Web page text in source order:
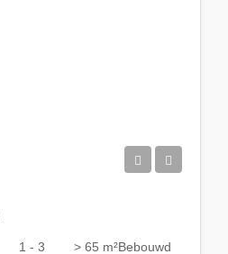
1 - 3 > 65 m²Bebouwd